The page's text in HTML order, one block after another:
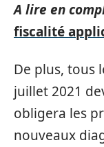
A lire en
fiscalité
De plus, tous
juillet 2021
obligera les
nouveaux